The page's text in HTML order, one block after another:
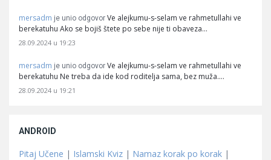
mersadm je unio odgovor Ve alejkumu-s-selam ve rahmetullahi ve
berekatuhu Ako se bojiš štete po sebe nije ti obaveza…
28.09.2024 u 19:23
mersadm je unio odgovor Ve alejkumu-s-selam ve rahmetullahi ve
berekatuhu Ne treba da ide kod roditelja sama, bez muža.…
28.09.2024 u 19:21
ANDROID
Pitaj Učene | Islamski Kviz | Namaz korak po korak |